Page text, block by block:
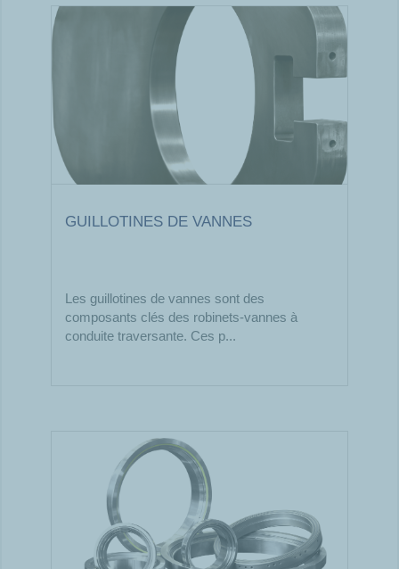
GUILLOTINES DE VANNES
Les guillotines de vannes sont des
composants clés des robinets-vannes à
conduite traversante. Ces p...